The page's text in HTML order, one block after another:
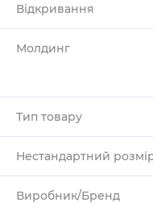
Відкривання
Молдинг
Тип товару
Нестандартний
Виробник/Бренд